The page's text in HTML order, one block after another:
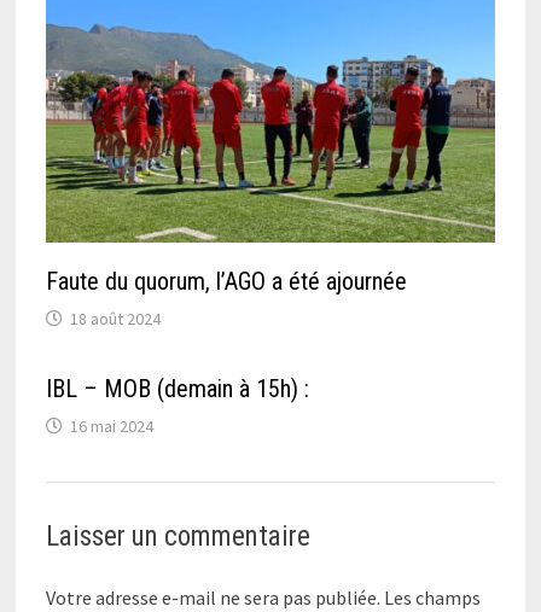
Faute du quorum, l’AGO a été ajournée
18 août 2024
IBL – MOB (demain à 15h) :
16 mai 2024
Laisser un commentaire
Votre adresse e-mail ne sera pas publiée. Les champs